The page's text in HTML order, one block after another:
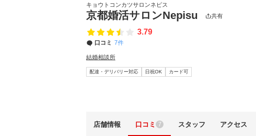
キョウトコンカツサロンネピス
京都婚活サロンNepisu 共有
3.79
口コミ 7件
結婚相談所
配達・デリバリー対応 日祝OK カード可
店舗情報 口コミ 7 スタッフ アクセス